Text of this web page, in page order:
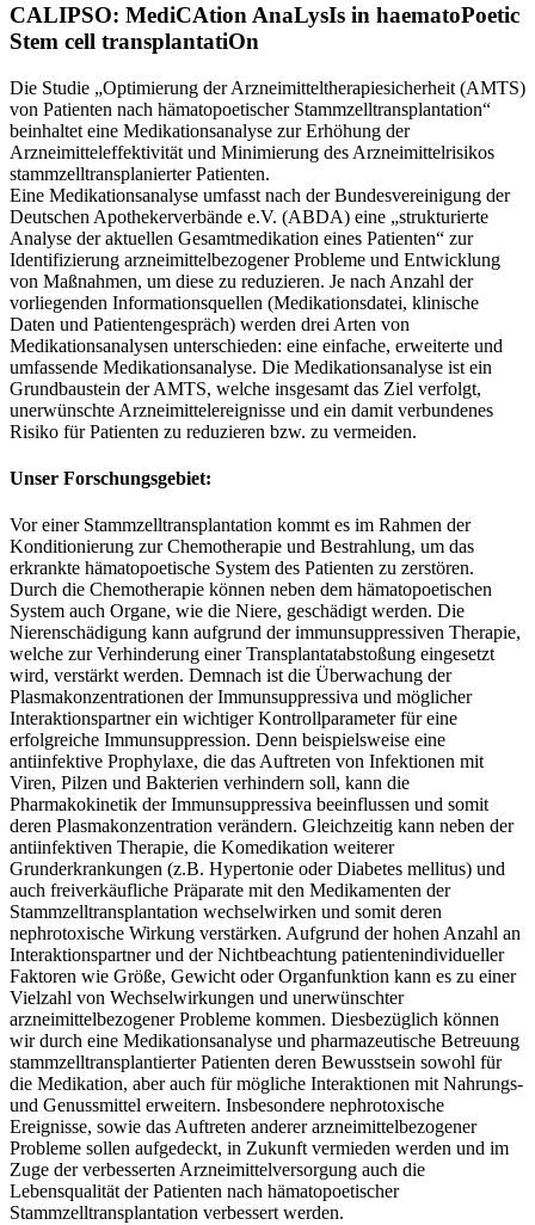
CALIPSO: MediCAtion AnaLysIs in haematoPoetic
Stem cell transplantatiOn
Die Studie „Optimierung der Arzneimitteltherapiesicherheit (AMTS)
von Patienten nach hämatopoetischer Stammzelltransplantation“
beinhaltet eine Medikationsanalyse zur Erhöhung der
Arzneimitteleffektivität und Minimierung des Arzneimittelrisikos
stammzelltransplanierter Patienten.
Eine Medikationsanalyse umfasst nach der Bundesvereinigung der
Deutschen Apothekerverbände e.V. (ABDA) eine „strukturierte
Analyse der aktuellen Gesamtmedikation eines Patienten“ zur
Identifizierung arzneimittelbezogener Probleme und Entwicklung
von Maßnahmen, um diese zu reduzieren. Je nach Anzahl der
vorliegenden Informationsquellen (Medikationsdatei, klinische
Daten und Patientengespräch) werden drei Arten von
Medikationsanalysen unterschieden: eine einfache, erweiterte und
umfassende Medikationsanalyse. Die Medikationsanalyse ist ein
Grundbaustein der AMTS, welche insgesamt das Ziel verfolgt,
unerwünschte Arzneimittelereignisse und ein damit verbundenes
Risiko für Patienten zu reduzieren bzw. zu vermeiden.
Unser Forschungsgebiet:
Vor einer Stammzelltransplantation kommt es im Rahmen der
Konditionierung zur Chemotherapie und Bestrahlung, um das
erkrankte hämatopoetische System des Patienten zu zerstören.
Durch die Chemotherapie können neben dem hämatopoetischen
System auch Organe, wie die Niere, geschädigt werden. Die
Nierenschädigung kann aufgrund der immunsuppressiven Therapie,
welche zur Verhinderung einer Transplantatabstoßung eingesetzt
wird, verstärkt werden. Demnach ist die Überwachung der
Plasmakonzentrationen der Immunsuppressiva und möglicher
Interaktionspartner ein wichtiger Kontrollparameter für eine
erfolgreiche Immunsuppression. Denn beispielsweise eine
antiinfektive Prophylaxe, die das Auftreten von Infektionen mit
Viren, Pilzen und Bakterien verhindern soll, kann die
Pharmakokinetik der Immunsuppressiva beeinflussen und somit
deren Plasmakonzentration verändern. Gleichzeitig kann neben der
antiinfektiven Therapie, die Komedikation weiterer
Grunderkrankungen (z.B. Hypertonie oder Diabetes mellitus) und
auch freiverkäufliche Präparate mit den Medikamenten der
Stammzelltransplantation wechselwirken und somit deren
nephrotoxische Wirkung verstärken. Aufgrund der hohen Anzahl an
Interaktionspartner und der Nichtbeachtung patientenindividueller
Faktoren wie Größe, Gewicht oder Organfunktion kann es zu einer
Vielzahl von Wechselwirkungen und unerwünschter
arzneimittelbezogener Probleme kommen. Diesbezüglich können
wir durch eine Medikationsanalyse und pharmazeutische Betreuung
stammzelltransplantierter Patienten deren Bewusstsein sowohl für
die Medikation, aber auch für mögliche Interaktionen mit Nahrungs-
und Genussmittel erweitern. Insbesondere nephrotoxische
Ereignisse, sowie das Auftreten anderer arzneimittelbezogener
Probleme sollen aufgedeckt, in Zukunft vermieden werden und im
Zuge der verbesserten Arzneimittelversorgung auch die
Lebensqualität der Patienten nach hämatopoetischer
Stammzelltransplantation verbessert werden.